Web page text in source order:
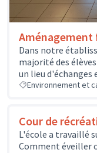
Aménagement
Dans notre
majorité des
un lieu d'échanges
Environnement et
Cour de
L'école a travaillé
Comment éveiller